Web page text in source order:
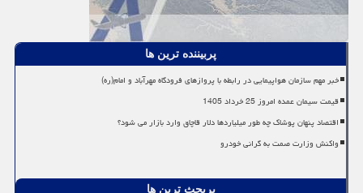
پربیننده ترین ها
خبر مهم سازمان هواپیمایی در رابطه با پروازهای فرودگاه مهرآباد و امام(ره)
قیمت سیمان عمده امروز 25 خرداد 1405
اقتصاد پنهان پوشاک چه طور میلیاردها دلار قاچاق وارد بازار می شود؟
واکنش وزارت صمت به گرانی خودرو
پربحث ترین ها